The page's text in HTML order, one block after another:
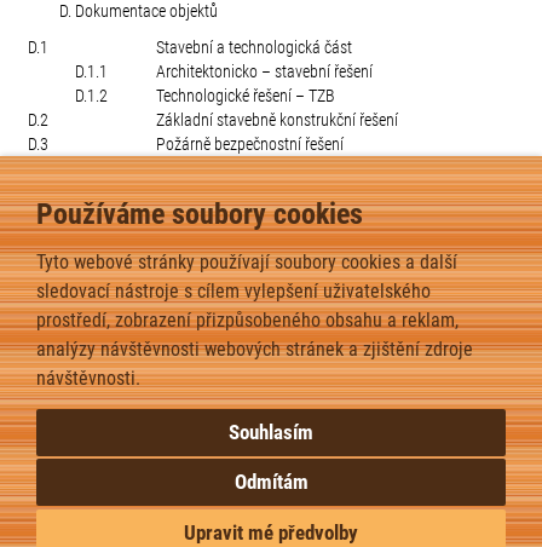
Používáme soubory cookies
Tyto webové stránky používají soubory cookies a další
sledovací nástroje s cílem vylepšení uživatelského
prostředí, zobrazení přizpůsobeného obsahu a reklam,
analýzy návštěvnosti webových stránek a zjištění zdroje
návštěvnosti.
Souhlasím
Odmítám
Upravit mé předvolby
Dokumentace objektů
D.1
Stavební a technologická část
D.1.1
Architektonicko – stavební řešení
D.1.2
Technologické řešení – TZB
D.2
Základní stavebně konstrukční řešení
D.3
Požárně bezpečnostní řešení
PENB – Průkaz energetické náročnosti budov u staveb nad 50m2
zastavěné plochy
V rámci projektu domu zdarma nejsou zahrnuty změny typových
dispozic domů, doplňkové stavby (garáž, dílna, DČOV, akumulační
jímky, opěrné stěny nad 1 m, altán apod.), demolice stávajících objektů,
uliční oplocení, vjezdy a sjezdy na pozemek, průzkumy, měření, sondy a
podobně.